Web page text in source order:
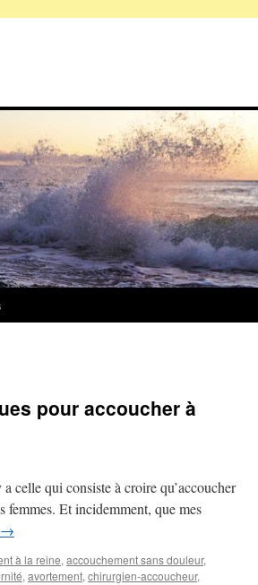
pour accoucher à
celle qui consiste à croire qu’accoucher
femmes. Et incidemment, que mes
→
à la reine, accouchement sans douleur,
, avortement, chirurgien-accoucheur,